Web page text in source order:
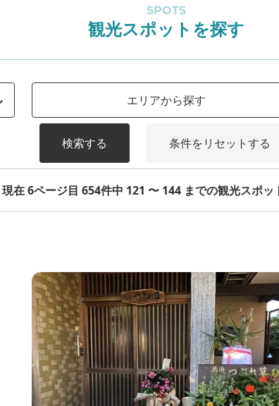
SPOTS
観光スポットを探す
エリアから探す
検索する 条件をリセットする
現在 6ページ目 654件中 121 〜 144 までの観光スポッ